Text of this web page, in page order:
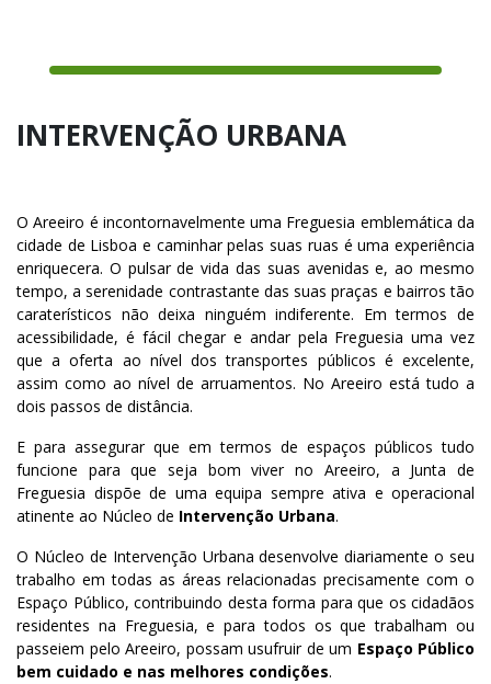
INTERVENÇÃO URBANA
O Areeiro é incontornavelmente uma Freguesia emblemática da
cidade de Lisboa e caminhar pelas suas ruas é uma experiência
enriquecera. O pulsar de vida das suas avenidas e, ao mesmo
tempo, a serenidade contrastante das suas praças e bairros tão
caraterísticos não deixa ninguém indiferente. Em termos de
acessibilidade, é fácil chegar e andar pela Freguesia uma vez
que a oferta ao nível dos transportes públicos é excelente,
assim como ao nível de arruamentos. No Areeiro está tudo a
dois passos de distância.
E para assegurar que em termos de espaços públicos tudo
funcione para que seja bom viver no Areeiro, a Junta de
Freguesia dispõe de uma equipa sempre ativa e operacional
atinente ao Núcleo de Intervenção Urbana.
O Núcleo de Intervenção Urbana desenvolve diariamente o seu
trabalho em todas as áreas relacionadas precisamente com o
Espaço Público, contribuindo desta forma para que os cidadãos
residentes na Freguesia, e para todos os que trabalham ou
passeiem pelo Areeiro, possam usufruir de um Espaço Público
bem cuidado e nas melhores condições.